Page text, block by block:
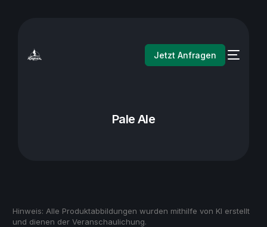
Jetzt Anfragen
Pale Ale
Hinweis: Alle Produktabbildungen wurden mithilfe von KI erstellt
und dienen der Veranschaulichung.